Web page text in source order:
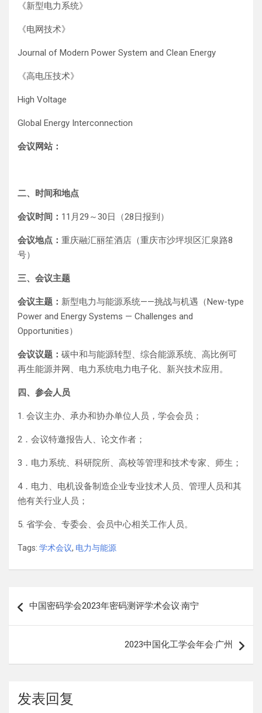
《新型电力系统》
《电网技术》
Journal of Modern Power System and Clean Energy
《高电压技术》
High Voltage
Global Energy Interconnection
会议网站：
二、时间和地点
会议时间： 11月29～30日（28日报到）
会议地点： 重庆融汇丽笙酒店（重庆市沙坪坝区汇泉路8
号）
三、会议主题
会议主题： 新型电力与能源系统——挑战与机遇（New-type
Power and Energy Systems — Challenges and
Opportunities）
会议议题： 碳中和与能源转型、综合能源系统、高比例可
再生能源并网、电力系统电力电子化、新兴技术应用。
四、参会人员
1. 会议主办、承办和协办单位人员，学会会员；
2．会议特邀报告人、论文作者；
3．电力系统、科研院所、高校等管理和技术专家、师生；
4．电力、电机设备制造企业专业技术人员、管理人员和其
他有关行业人员；
5. 省学会、专委会、会员中心相关工作人员。
Tags: 学术会议, 电力与能源
章
中国密码学会2023年密码测评学术会议·南宁
2023中国化工学会年会·广州
发表回复